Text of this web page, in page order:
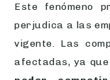
Este fenómeno
perjudica a las
vigente. Las
afectadas, ya